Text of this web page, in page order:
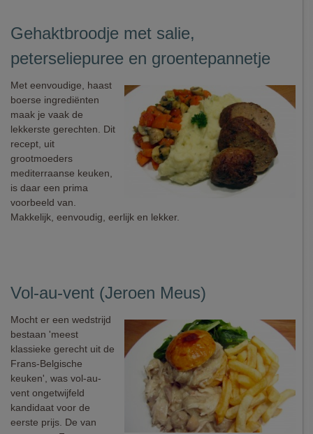
Gehaktbroodje met salie,
peterseliepuree en groentepannetje
Met eenvoudige, haast
boerse ingrediënten
maak je vaak de
lekkerste gerechten. Dit
recept, uit
grootmoeders
mediterraanse keuken,
is daar een prima
voorbeeld van.
Makkelijk, eenvoudig, eerlijk en lekker.
Vol-au-vent (Jeroen Meus)
Mocht er een wedstrijd
bestaan 'meest
klassieke gerecht uit de
Frans-Belgische
keuken', was vol-au-
vent ongetwijfeld
kandidaat voor de
eerste prijs. De van